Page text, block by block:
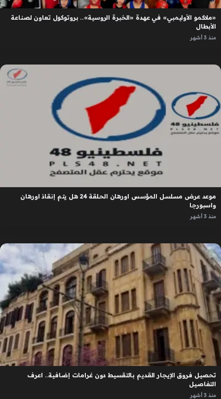
«ملاكمو الأوليمبي» في عهدة «الخبرة الروسية».. بروتوكول تعاون لصناعة
الأبطال
منذ 3 أشهر
موعد عرض مسلسل المؤسس اورهان الحلقة 24 هل يتم إنقاذ اورهان
واسبورجا
منذ 3 أشهر
تحصيل فروق الإيجار القديم بالتقسيط دون غرامات إضافية.. اعرف
التفاصيل
منذ 3 أشهر